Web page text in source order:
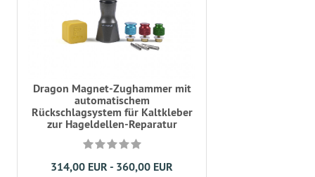
Dragon Magnet-Zughammer mit
automatischem
Rückschlagsystem für Kaltkleber
zur Hageldellen-Reparatur
314,00 EUR - 360,00 EUR